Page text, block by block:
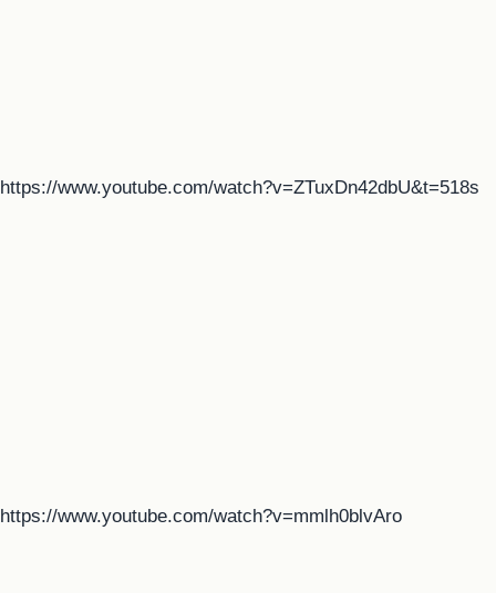
https://www.youtube.com/watch?v=ZTuxDn42dbU&t=518s
https://www.youtube.com/watch?v=mmlh0blvAro